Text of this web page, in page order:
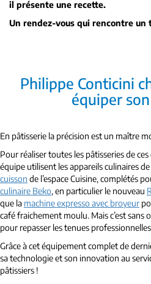
il présente une recette.
Un rendez-vous qui rencontre un
Philippe Conticini
équiper
En pâtisserie la précision est un maître
Pour réaliser toutes les pâtisseries de
équipe utilisent les appareils culinaires
cuisson de l’espace Cuisine, complétés
culinaire Beko, en particulier le nouveau
que la machine expresso avec broyeur
café fraichement moulu. Mais c’est sans
pour repasser les tenues
Grâce à cet équipement complet de
sa technologie et son innovation au
pâtissiers !